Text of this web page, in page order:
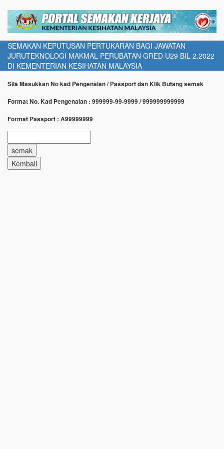
SEMAKAN KEPUTUSAN PERTUKARAN BAGI JAWATAN
JURUTEKNOLOGI MAKMAL PERUBATAN GRED U29 BIL 2.2022
DI KEMENTERIAN KESIHATAN MALAYSIA
Sila Masukkan No kad Pengenalan / Passport dan Klik Butang semak
Format No. Kad Pengenalan : 999999-99-9999 / 999999999999
Format Passport : A99999999